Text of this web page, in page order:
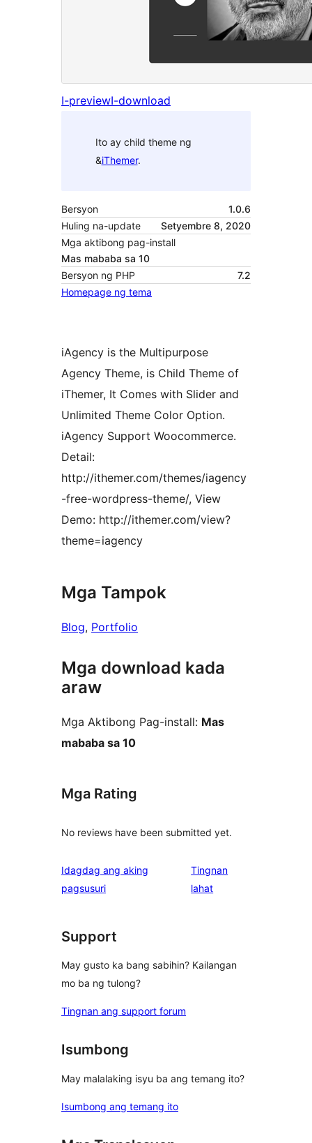
I-previewI-download
Ito ay child theme ng
&iThemer.
Bersyon
1.0.6
Huling na-update
Setyembre 8, 2020
Mga aktibong pag-install
Mas mababa sa 10
Bersyon ng PHP
7.2
Homepage ng tema
iAgency is the Multipurpose
Agency Theme, is Child Theme of
iThemer, It Comes with Slider and
Unlimited Theme Color Option.
iAgency Support Woocommerce.
Detail:
http://ithemer.com/themes/iagency
-free-wordpress-theme/, View
Demo: http://ithemer.com/view?
theme=iagency
Mga Tampok
Blog, Portfolio
Mga download kada
araw
Mga Aktibong Pag-install: Mas
mababa sa 10
Mga Rating
No reviews have been submitted yet.
Idagdag ang aking
pagsusuri
Tingnan
lahatng
Support
May gusto ka bang sabihin? Kailangan
mo ba ng tulong?
Tingnan ang support forum
Isumbong
May malalaking isyu ba ang temang ito?
Isumbong ang temang ito